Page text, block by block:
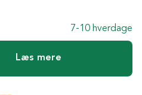
7-10 hverdage
Læs mere